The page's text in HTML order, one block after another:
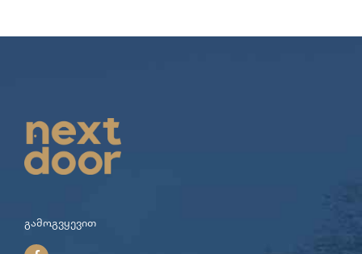
გამოგვყევით